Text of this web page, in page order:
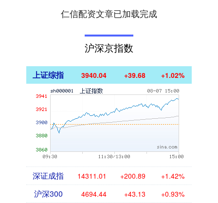
仁信配资文章已加载完成
沪深京指数
上证综指 3940.04 +39.68 +1.02%
深证成指 14311.01 +200.89 +1.42%
沪深300 4694.44 +43.13 +0.93%